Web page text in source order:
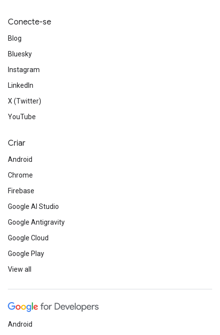
Conecte-se
Blog
Bluesky
Instagram
LinkedIn
X (Twitter)
YouTube
Criar
Android
Chrome
Firebase
Google AI Studio
Google Antigravity
Google Cloud
Google Play
View all
Android